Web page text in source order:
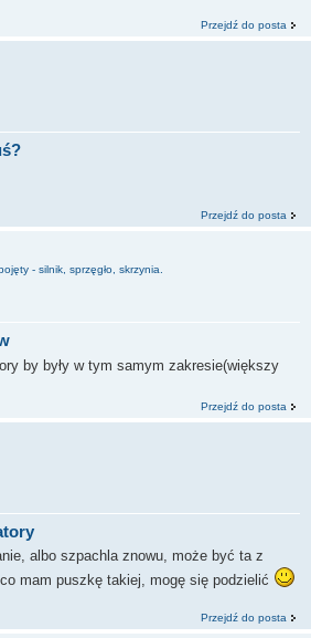
Przejdź do posta
Przejdź do posta
- silnik, sprzęgło, skrzynia.
by były w tym samym zakresie(większy
Przejdź do posta
albo szpachla znowu, może być ta z
mam puszkę takiej, mogę się podzielić
Przejdź do posta